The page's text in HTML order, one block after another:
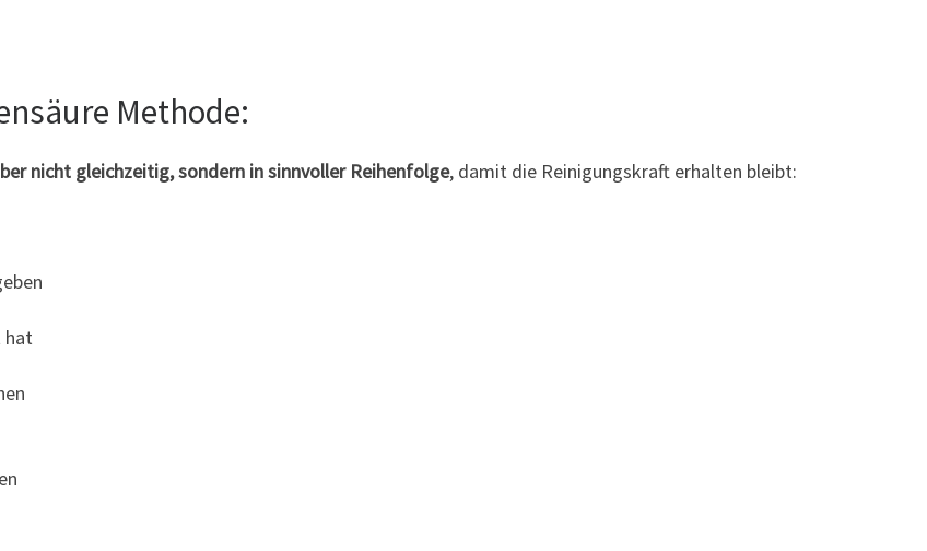
Methode:
nicht gleichzeitig, sondern in sinnvoller Reihenfolge, damit die Reinigungskraft erhalten bleibt:
hat